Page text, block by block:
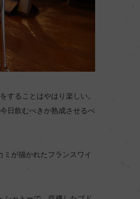
することはやはり楽しい。
日飲むべきか熟成させるべ
が描かれたフランスワイ